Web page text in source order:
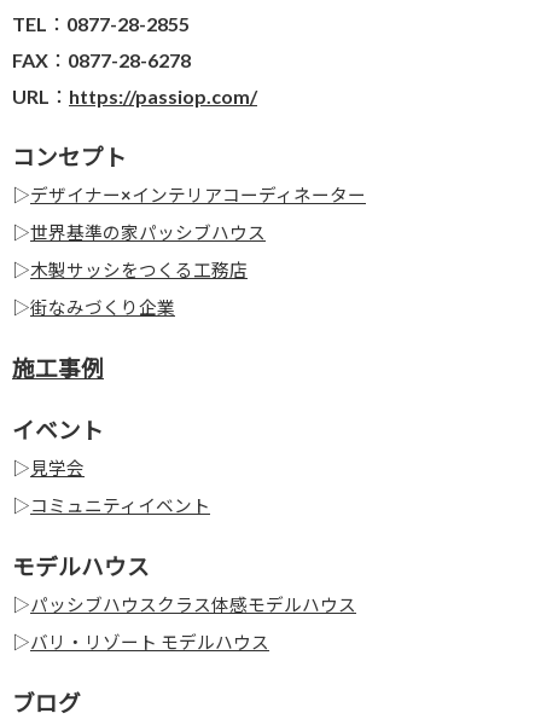
TEL：0877-28-2855
FAX：0877-28-6278
URL： https://passiop.com/
コンセプト
▷デザイナー×インテリアコーディネーター
▷世界基準の家パッシブハウス
▷木製サッシをつくる工務店
▷街なみづくり企業
施工事例
イベント
▷ 見学会
▷コミュニティイベント
モデルハウス
▷パッシブハウスクラス体感モデルハウス
▷バリ・リゾート モデルハウス
ブログ